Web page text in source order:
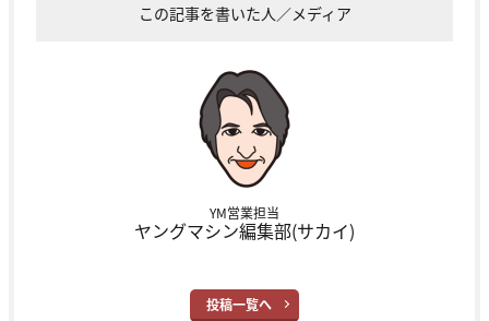
この記事を書いた人／メディア
YM営業担当
ヤングマシン編集部(サカイ)
投稿一覧へ